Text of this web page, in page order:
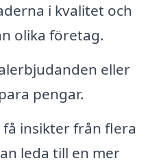
i kvalitet och
olika företag.
eller
pengar.
insikter från flera
leda till en mer